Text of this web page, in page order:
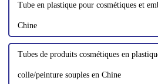
Tube en plastique pour cosmétiques et
Chine
Tubes de produits cosmétiques en
colle/peinture souples en Chine